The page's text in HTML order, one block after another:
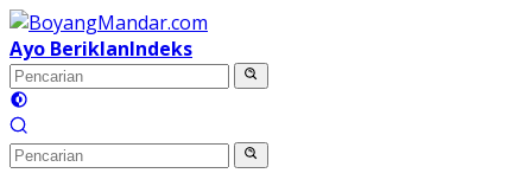
Langsung
ke
konten
Ayo BeriklanIndeks